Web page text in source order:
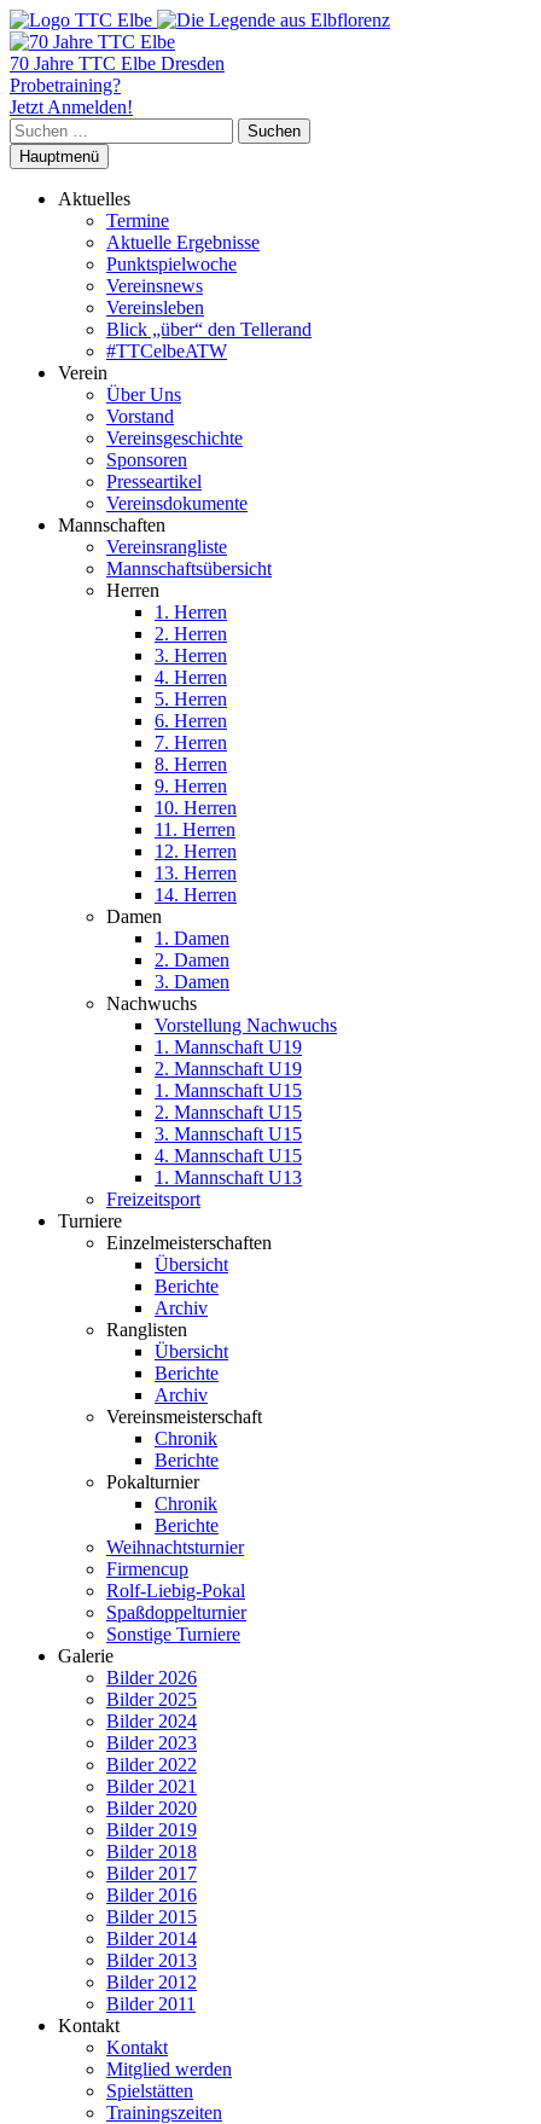
70 Jahre TTC Elbe Dresden
Probetraining?
Jetzt Anmelden!
Suchen
nach:
Hauptmenü
Aktuelles
Termine
Aktuelle Ergebnisse
Punktspielwoche
Vereinsnews
Vereinsleben
Blick „über“ den Tellerand
#TTCelbeATW
Verein
Über Uns
Vorstand
Vereinsgeschichte
Sponsoren
Presseartikel
Vereinsdokumente
Mannschaften
Vereinsrangliste
Mannschaftsübersicht
Herren
1. Herren
2. Herren
3. Herren
4. Herren
5. Herren
6. Herren
7. Herren
8. Herren
9. Herren
10. Herren
11. Herren
12. Herren
13. Herren
14. Herren
Damen
1. Damen
2. Damen
3. Damen
Nachwuchs
Vorstellung Nachwuchs
1. Mannschaft U19
2. Mannschaft U19
1. Mannschaft U15
2. Mannschaft U15
3. Mannschaft U15
4. Mannschaft U15
1. Mannschaft U13
Freizeitsport
Turniere
Einzelmeisterschaften
Übersicht
Berichte
Archiv
Ranglisten
Übersicht
Berichte
Archiv
Vereinsmeisterschaft
Chronik
Berichte
Pokalturnier
Chronik
Berichte
Weihnachtsturnier
Firmencup
Rolf-Liebig-Pokal
Spaßdoppelturnier
Sonstige Turniere
Galerie
Bilder 2026
Bilder 2025
Bilder 2024
Bilder 2023
Bilder 2022
Bilder 2021
Bilder 2020
Bilder 2019
Bilder 2018
Bilder 2017
Bilder 2016
Bilder 2015
Bilder 2014
Bilder 2013
Bilder 2012
Bilder 2011
Kontakt
Kontakt
Mitglied werden
Spielstätten
Trainingszeiten